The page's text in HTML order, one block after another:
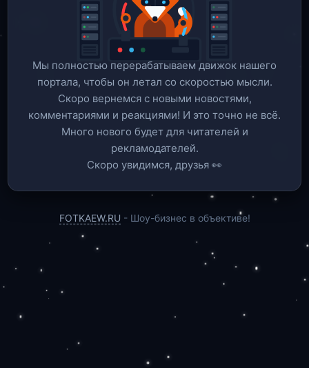
Мы полностью перерабатываем движок нашего
портала, чтобы он летал со скоростью мысли.
Скоро вернемся c новыми новостями,
комментариями и реакциями! И это точно не всё.
Много нового будет для читателей и
рекламодателей.
Скоро увидимся, друзья 👀
FOTKAEW.RU - Шоу-бизнес в объективе!